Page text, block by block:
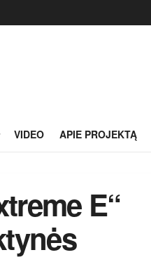
VIDEO APIE PROJEKTĄ
E“